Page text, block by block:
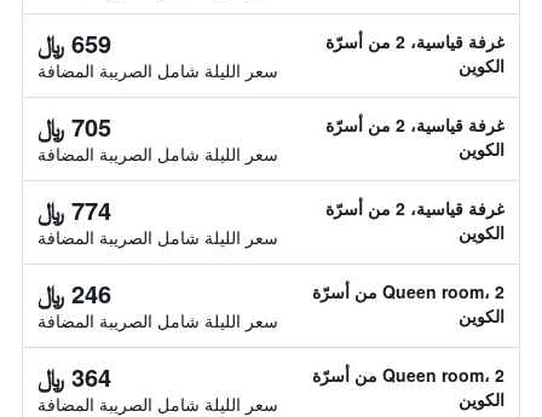
غرفة قياسية، 2 من أسرّة
الكوين
659 ﷼
سعر الليلة شامل الصريبة المضافة
غرفة قياسية، 2 من أسرّة
الكوين
705 ﷼
سعر الليلة شامل الصريبة المضافة
غرفة قياسية، 2 من أسرّة
الكوين
774 ﷼
سعر الليلة شامل الصريبة المضافة
Queen room، 2 من أسرّة
الكوين
246 ﷼
سعر الليلة شامل الصريبة المضافة
Queen room، 2 من أسرّة
الكوين
364 ﷼
سعر الليلة شامل الصريبة المضافة